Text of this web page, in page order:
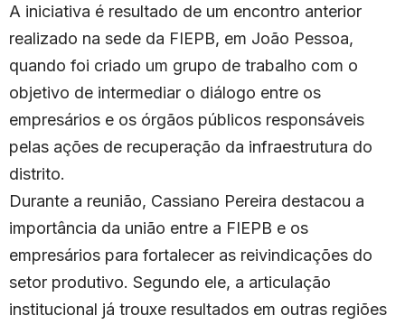
A iniciativa é resultado de um encontro anterior
realizado na sede da FIEPB, em João Pessoa,
quando foi criado um grupo de trabalho com o
objetivo de intermediar o diálogo entre os
empresários e os órgãos públicos responsáveis
pelas ações de recuperação da infraestrutura do
distrito.
Durante a reunião, Cassiano Pereira destacou a
importância da união entre a FIEPB e os
empresários para fortalecer as reivindicações do
setor produtivo. Segundo ele, a articulação
institucional já trouxe resultados em outras regiões